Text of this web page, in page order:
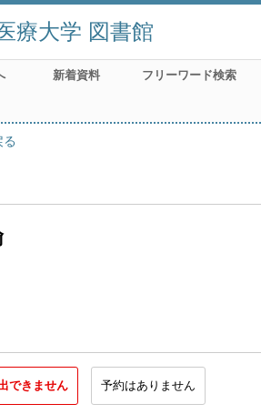
療大学 図書館
新着資料 フリーワード検索
できません 予約はありません